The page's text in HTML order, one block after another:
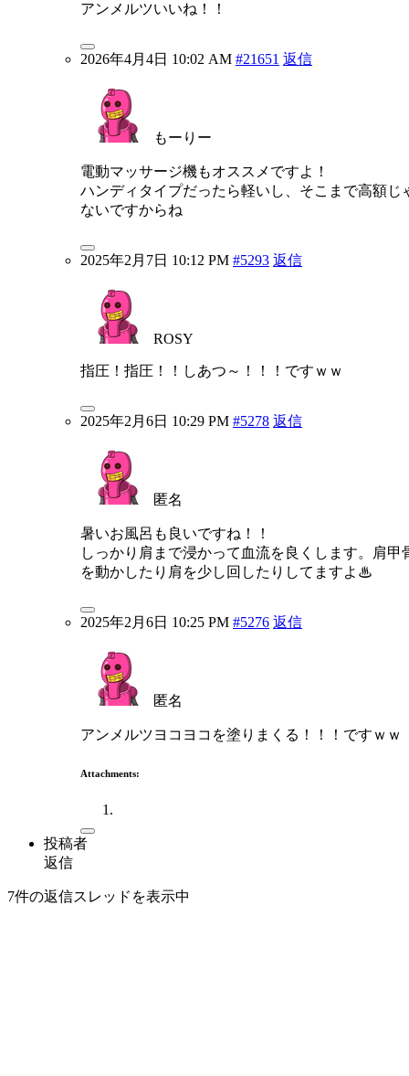
アンメルツいいね！！
2026年4月4日 10:02 AM #21651 返信
もーりー
電動マッサージ機もオススメですよ！
ハンディタイプだったら軽いし、そこまで高額じ
ないですからね
2025年2月7日 10:12 PM #5293 返信
ROSY
指圧！指圧！！しあつ～！！！ですｗｗ
2025年2月6日 10:29 PM #5278 返信
匿名
暑いお風呂も良いですね！！
しっかり肩まで浸かって血流を良くします。肩甲
を動かしたり肩を少し回したりしてますよ♨
2025年2月6日 10:25 PM #5276 返信
匿名
アンメルツヨコヨコを塗りまくる！！！ですｗｗ
Attachments:
投稿者
返信
7件の返信スレッドを表示中